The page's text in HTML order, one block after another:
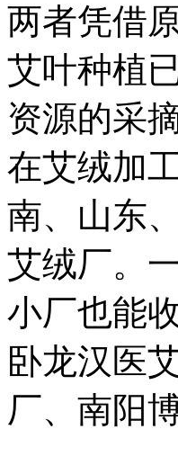
两者凭借
艾叶种植
资源的采
在艾绒加
南、山东
艾绒厂。
小厂也能
卧龙汉医
厂、南阳